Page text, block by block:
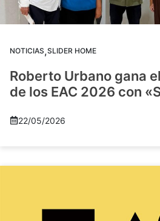
NOTICIAS,SLIDER HOME
Roberto Urbano gana
de los EAC 2026 con
22/05/2026